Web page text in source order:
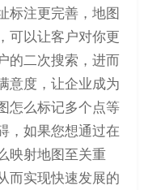
标注更完善，地图
可以让客户对你更
的二次搜索，进而
意度，让企业成为
怎么标记多个点等
，如果您想通过在
映射地图至关重
而实现快速发展的